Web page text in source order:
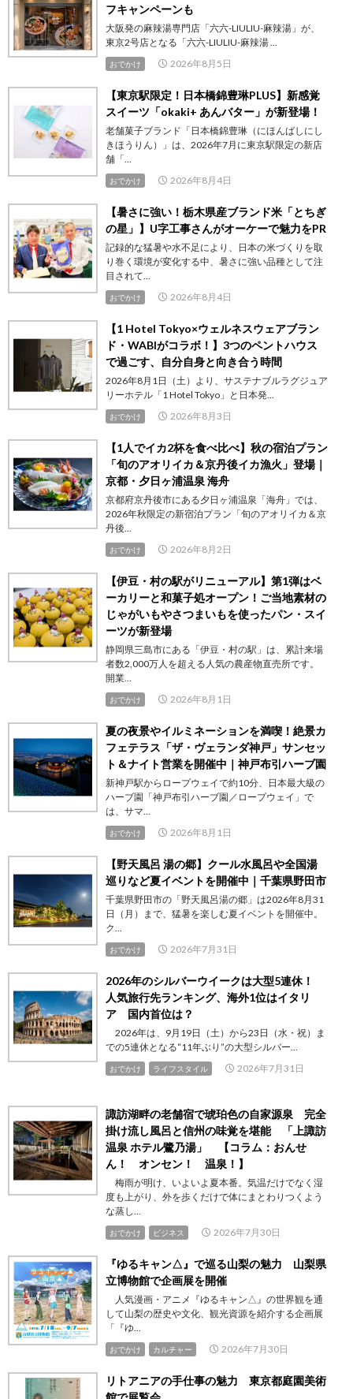
フキャンペーンも
大阪発の麻辣湯専門店「六六-LIULIU-麻辣湯」が、
東京2号店となる「六六-LIULIU-麻辣湯 ...
おでかけ 2026年8月5日
【東京駅限定！日本橋錦豊琳PLUS】新感覚
スイーツ「okaki+ あんバター」が新登場！
老舗菓子ブランド「日本橋錦豊琳（にほんばしにし
きほうりん）」は、2026年7月に東京駅限定の新店
舗「...
おでかけ 2026年8月4日
【暑さに強い！栃木県産ブランド米「とちぎ
の星」】U字工事さんがオーケーで魅力をPR
記録的な猛暑や水不足により、日本の米づくりを取
り巻く環境が変化する中、暑さに強い品種として注
目されて...
おでかけ 2026年8月4日
【1 Hotel Tokyo×ウェルネスウェアブラン
ド・WABIがコラボ！】3つのペントハウス
で過ごす、自分自身と向き合う時間
2026年8月1日（土）より、サステナブルラグジュア
リーホテル「1 Hotel Tokyo」と日本発...
おでかけ 2026年8月3日
【1人でイカ2杯を食べ比べ】秋の宿泊プラン
「旬のアオリイカ＆京丹後イカ漁火」登場｜
京都・夕日ヶ浦温泉 海舟
京都府京丹後市にある夕日ヶ浦温泉「海舟」では、
2026年秋限定の新宿泊プラン「旬のアオリイカ＆京
丹後...
おでかけ 2026年8月2日
【伊豆・村の駅がリニューアル】第1弾はベ
ーカリーと和菓子処オープン！ご当地素材の
じゃがいもやさつまいもを使ったパン・スイ
ーツが新登場
静岡県三島市にある「伊豆・村の駅」は、累計来場
者数2,000万人を超える人気の農産物直売所です。
開業...
おでかけ 2026年8月1日
夏の夜景やイルミネーションを満喫！絶景カ
フェテラス「ザ・ヴェランダ神戸」サンセッ
ト＆ナイト営業を開催中｜神戸布引ハーブ園
新神戸駅からロープウェイで約10分、日本最大級の
ハーブ園「神戸布引ハーブ園／ロープウェイ」で
は、サマ...
おでかけ 2026年8月1日
【野天風呂 湯の郷】クール水風呂や全国湯
巡りなど夏イベントを開催中｜千葉県野田市
千葉県野田市の「野天風呂湯の郷」は2026年8月31
日（月）まで、猛暑を楽しむ夏イベントを開催中。
ク...
おでかけ 2026年7月31日
2026年のシルバーウイークは大型5連休！
人気旅行先ランキング、海外1位はイタリ
ア 国内首位は？
2026年は、9月19日（土）から23日（水・祝）ま
での5連休となる“11年ぶり”の大型シルバー...
おでかけ ライフスタイル 2026年7月31日
諏訪湖畔の老舗宿で琥珀色の自家源泉 完全
掛け流し風呂と信州の味覚を堪能 「上諏訪
温泉 ホテル鷺乃湯」 【コラム：おんせ
ん！ オンセン！ 温泉！】
梅雨が明け、いよいよ夏本番。気温だけでなく湿
度も上がり、外を歩くだけで体にまとわりつくよう
な蒸し...
おでかけ ビジネス 2026年7月30日
『ゆるキャン△』で巡る山梨の魅力 山梨県
立博物館で企画展を開催
人気漫画・アニメ『ゆるキャン△』の世界観を通
して山梨の歴史や文化、観光資源を紹介する企画展
「『ゆ...
おでかけ カルチャー 2026年7月30日
リトアニアの手仕事の魅力 東京都庭園美術